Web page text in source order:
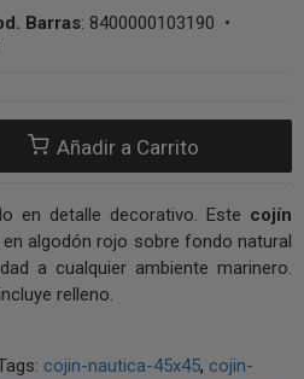
Barras: 8400000103190 •
Añadir a Carrito
en detalle decorativo. Este cojín
en algodón rojo sobre fondo natural
a cualquier ambiente marinero.
relleno.
cojin-nautica-45x45 cojin-